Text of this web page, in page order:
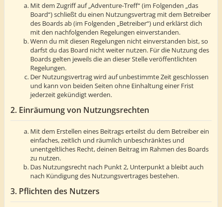
Mit dem Zugriff auf „Adventure-Treff“ (im Folgenden „das
Board“) schließt du einen Nutzungsvertrag mit dem Betreiber
des Boards ab (im Folgenden „Betreiber“) und erklärst dich
mit den nachfolgenden Regelungen einverstanden.
Wenn du mit diesen Regelungen nicht einverstanden bist, so
darfst du das Board nicht weiter nutzen. Für die Nutzung des
Boards gelten jeweils die an dieser Stelle veröffentlichten
Regelungen.
Der Nutzungsvertrag wird auf unbestimmte Zeit geschlossen
und kann von beiden Seiten ohne Einhaltung einer Frist
jederzeit gekündigt werden.
2. Einräumung von Nutzungsrechten
Mit dem Erstellen eines Beitrags erteilst du dem Betreiber ein
einfaches, zeitlich und räumlich unbeschränktes und
unentgeltliches Recht, deinen Beitrag im Rahmen des Boards
zu nutzen.
Das Nutzungsrecht nach Punkt 2, Unterpunkt a bleibt auch
nach Kündigung des Nutzungsvertrages bestehen.
3. Pflichten des Nutzers